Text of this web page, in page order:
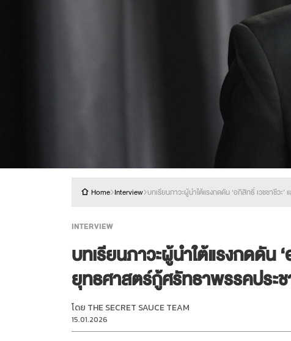
Home›Interview›บทเรียนภาวะผู้นำใต้แรงกดดัน ‘อภิสิทธิ์ เวชชาชีว
INTERVIEW
บทเรียนภาวะผู้นำใต้แรงกดดัน ‘
ยุทธศาสตร์กู้ศรัทธาพรรคประ
โดย THE SECRET SAUCE TEAM
15.01.2026